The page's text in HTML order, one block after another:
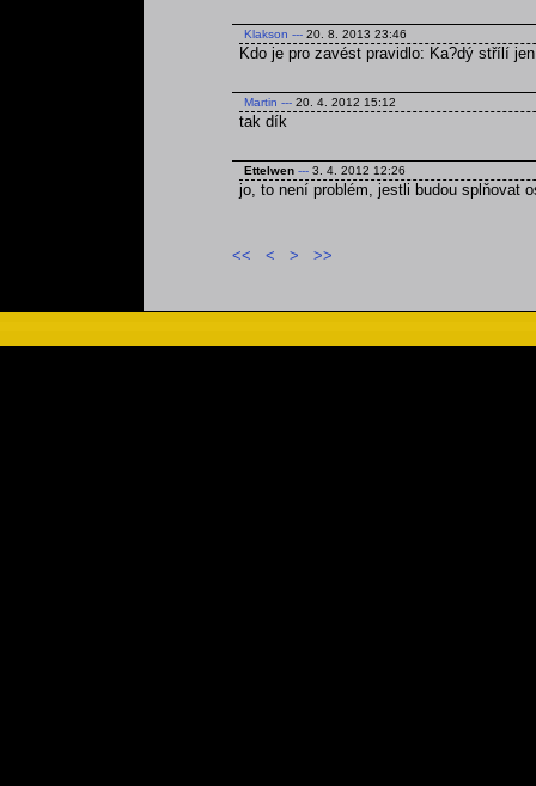
Klakson --- 20. 8. 2013 23:46
Kdo je pro zavést pravidlo: Ka?dý střílí
Martin --- 20. 4. 2012 15:12
tak dík
Ettelwen --- 3. 4. 2012 12:26
jo, to není problém, jestli budou splňovat
<< < > >>